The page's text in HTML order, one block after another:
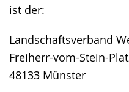
ist der:
Landschaftsverband
Freiherr-vom-Stein-
48133 Münster